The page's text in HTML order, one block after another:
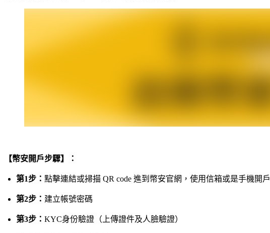
【幣安開戶步驟】：
第1步： 點擊連結或掃描 QR code 進到幣安官網，使用信箱或是手機開戶
第2步： 建立帳號密碼
第3步： KYC身份驗證（上傳證件及人臉驗證）